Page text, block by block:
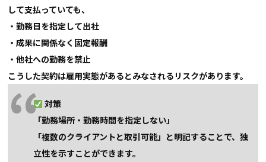
して支払っていても、
・勤務日を指定して出社
・成果に関係なく固定報酬
・他社への勤務を禁止
こうした契約は雇用実態があるとみなされるリスクがあります。
対策
「勤務場所・勤務時間を指定しない」
「複数のクライアントと取引可能」と明記することで、独
立性を示すことができます。